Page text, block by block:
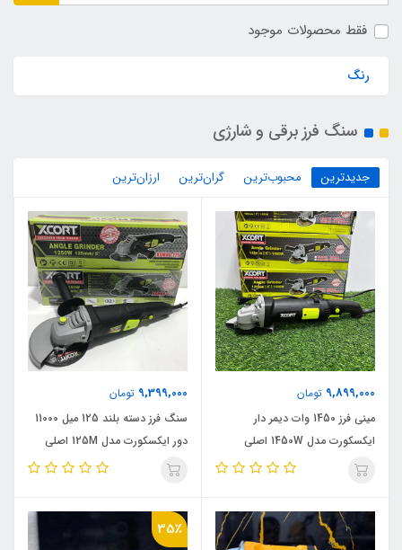
فقط محصولات موجود
رنگ
سنگ فرز برقی و شارژی
جدیدترین محبوب‌ترین گران‌ترین ارزان‌ترین
9,899,000 تومان
مینی فرز 1450 وات دیمر دار
ایکسکورت مدل 1450W اصلی
9,399,000 تومان
سنگ فرز دسته بلند 125 میل 11000
دور ایکسکورت مدل 125M اصلی
35٪